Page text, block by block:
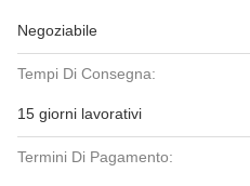
Negoziabile
Tempi Di Consegna:
15 giorni lavorativi
Termini Di Pagamento: